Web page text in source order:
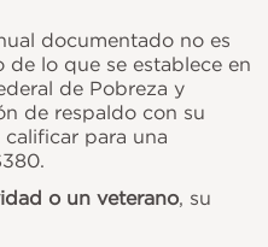
documentado no es
lo que se establece en
de Pobreza y
de respaldo con su
para una
o un veterano, su